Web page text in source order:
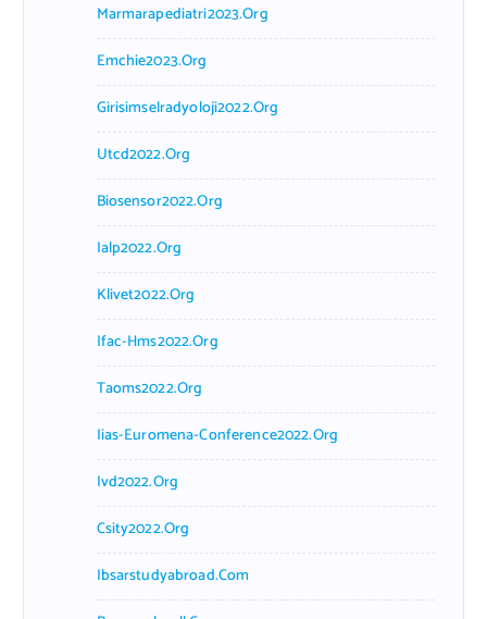
Marmarapediatri2023.org
Emchie2023.org
Girisimselradyoloji2022.org
Utcd2022.org
Biosensor2022.org
Ialp2022.org
Klivet2022.org
Ifac-Hms2022.org
Taoms2022.org
Iias-Euromena-Conference2022.org
Ivd2022.org
Csity2022.org
Ibsarstudyabroad.com